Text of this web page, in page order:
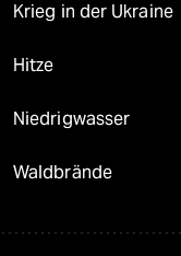
Krieg in der Ukraine
Hitze
Niedrigwasser
Waldbrände